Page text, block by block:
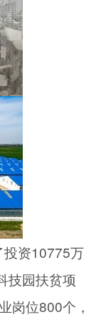
资10775万
技园扶贫项
岗位800个，